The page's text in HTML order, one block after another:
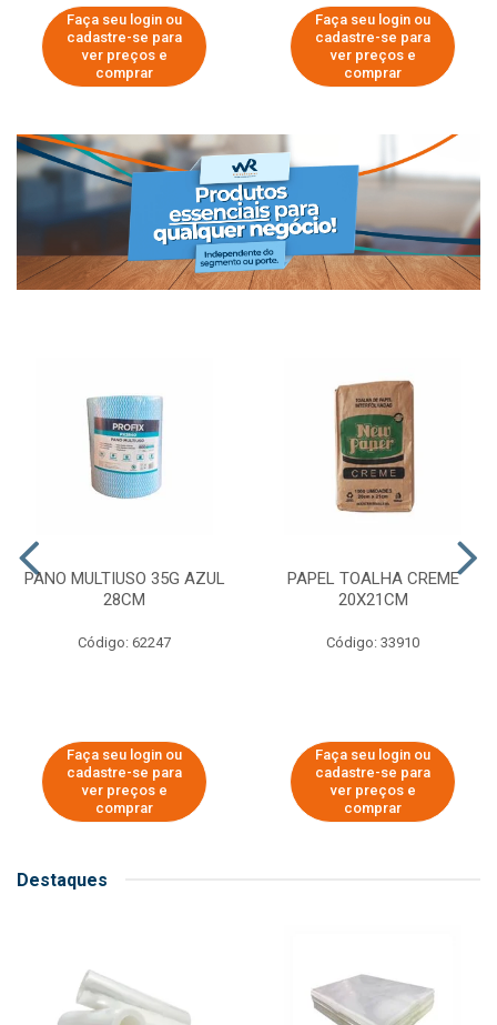
Faça seu login ou
cadastre-se para
ver preços e
comprar
Faça seu login ou
cadastre-se para
ver preços e
comprar
PANO MULTIUSO 35G AZUL
28CM
Código: 62247
Faça seu login ou
cadastre-se para
ver preços e
comprar
PAPEL TOALHA CREME
20X21CM
Código: 33910
Faça seu login ou
cadastre-se para
ver preços e
comprar
Destaques